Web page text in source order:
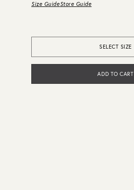
Size GuideStore Guide
SELECT SIZE
ADD TO CART